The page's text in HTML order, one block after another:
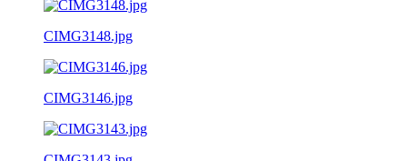
CIMG3148.jpg
CIMG3146.jpg